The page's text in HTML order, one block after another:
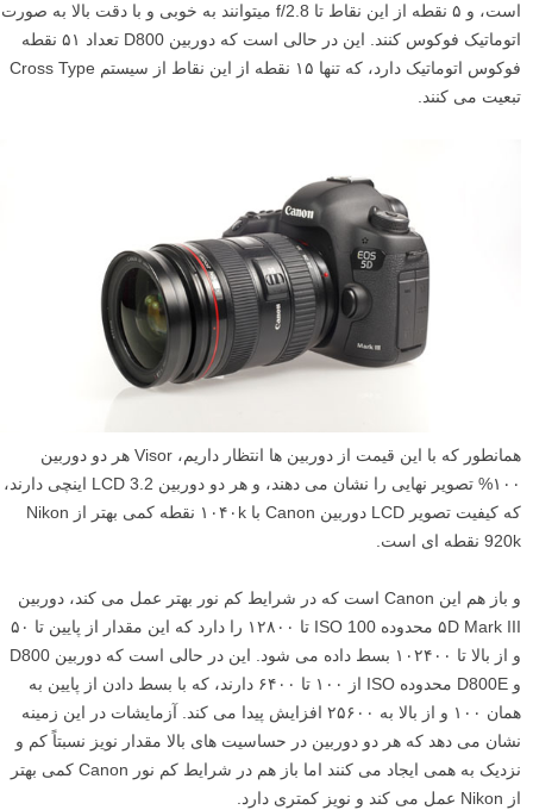
است، و ۵ نقطه از این نقاط تا f/2.8 میتوانند به خوبی و با دقت بالا به صورت
اتوماتیک فوکوس کنند. این در حالی است که دوربین D800 تعداد ۵۱ نقطه
فوکوس اتوماتیک دارد، که تنها ۱۵ نقطه از این نقاط از سیستم Cross Type
تبعیت می کنند.
همانطور که با این قیمت از دوربین ها انتظار داریم، Visor هر دو دوربین
۱۰۰% تصویر نهایی را نشان می دهند، و هر دو دوربین LCD 3.2 اینچی دارند،
که کیفیت تصویر LCD دوربین Canon با ۱۰۴۰k نقطه کمی بهتر از Nikon
920k نقطه ای است.
و باز هم این Canon است که در شرایط کم نور بهتر عمل می کند، دوربین
۵D Mark III محدوده ISO 100 تا ۱۲۸۰۰ را دارد که این مقدار از پایین تا ۵۰
و از بالا تا ۱۰۲۴۰۰ بسط داده می شود. این در حالی است که دوربین D800
و D800E محدوده ISO از ۱۰۰ تا ۶۴۰۰ دارند، که با بسط دادن از پایین به
همان ۱۰۰ و از بالا به ۲۵۶۰۰ افزایش پیدا می کند. آزمایشات در این زمینه
نشان می دهد که هر دو دوربین در حساسیت های بالا مقدار نویز نسبتاً کم و
نزدیک به همی ایجاد می کنند اما باز هم در شرایط کم نور Canon کمی بهتر
از Nikon عمل می کند و نویز کمتری دارد.